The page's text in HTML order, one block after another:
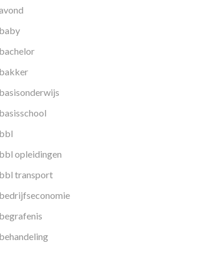
baby
bachelor
bakker
basisonderwijs
basisschool
bbl
bbl opleidingen
bbl transport
bedrijfseconomie
begrafenis
behandeling